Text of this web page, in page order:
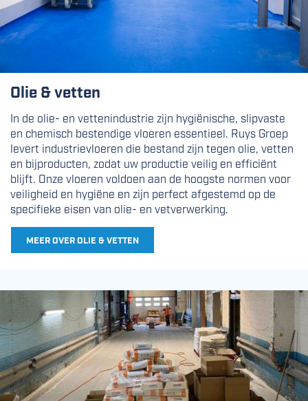
Olie & vetten
In de olie- en vettenindustrie zijn hygiënische, slipvaste
en chemisch bestendige vloeren essentieel. Ruys Groep
levert industrievloeren die bestand zijn tegen olie, vetten
en bijproducten, zodat uw productie veilig en efficiënt
blijft. Onze vloeren voldoen aan de hoogste normen voor
veiligheid en hygiëne en zijn perfect afgestemd op de
specifieke eisen van olie- en vetverwerking.
MEER OVER OLIE & VETTEN